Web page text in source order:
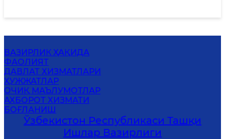
ВАЗИРЛИК ҲАҚИДА
ФАОЛИЯТ
ДАВЛАТ ХИЗМАТЛАРИ
ҲУЖЖАТЛАР
ОЧИҚ МАЪЛУМОТЛАР
АХБОРОТ ХИЗМАТИ
БОҒЛАНИШ
Ўзбекистон Республикаси Ташқи
Ишлар Вазирлиги